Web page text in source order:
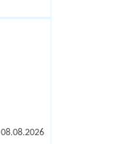
08.08.2026